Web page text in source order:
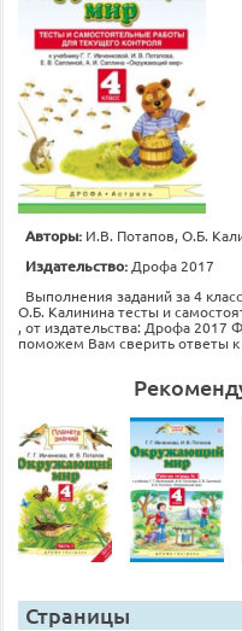
Авторы: И.В. Потапов, О.Б.
Издательство: Дрофа 2017
Выполнения заданий за 4
О.Б. Калинина тесты и
, от издательства: Дрофа 2017
поможем Вам сверить ответы к
Страницы